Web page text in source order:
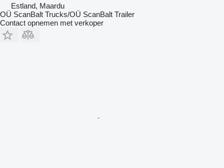
Estland, Maardu
OÜ ScanBalt Trucks/OÜ ScanBalt Trailer
Contact opnemen met verkoper